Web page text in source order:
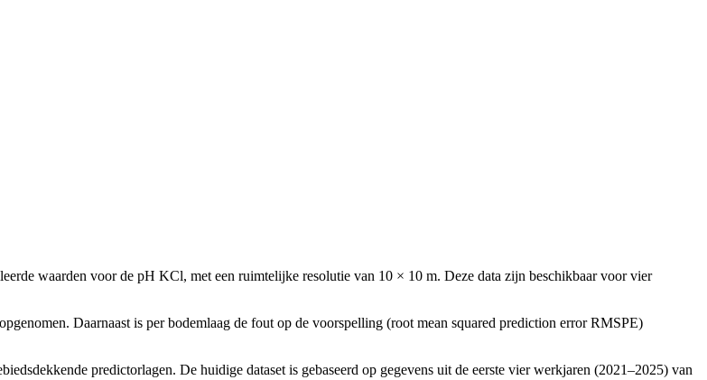
waarden voor de pH KCl, met een ruimtelijke resolutie van 10 × 10 m. Deze data zijn beschikbaar voor vier
Daarnaast is per bodemlaag de fout op de voorspelling (root mean squared prediction error RMSPE)
predictorlagen. De huidige dataset is gebaseerd op gegevens uit de eerste vier werkjaren (2021–2025) van